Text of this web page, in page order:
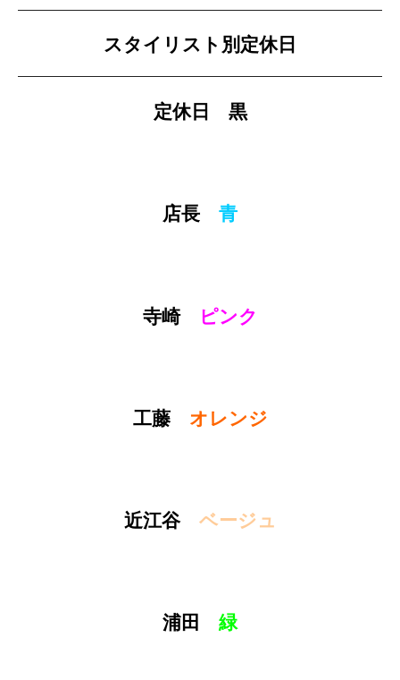
スタイリスト別定休日
定休日 黒
店長 青
寺崎 ピンク
工藤 オレンジ
近江谷 ベージュ
浦田 緑